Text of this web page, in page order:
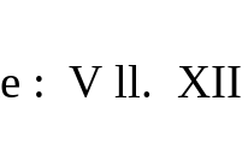
: V ll.